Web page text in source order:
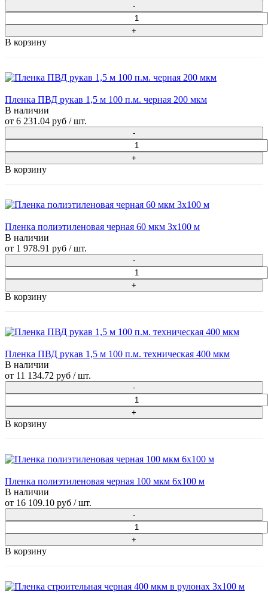
В корзину
Пленка ПВД рукав 1,5 м 100 п.м. черная 200 мкм
В наличии
от 6 231.04 руб / шт.
В корзину
Пленка полиэтиленовая черная 60 мкм 3х100 м
В наличии
от 1 978.91 руб / шт.
В корзину
Пленка ПВД рукав 1,5 м 100 п.м. техническая 400 мкм
В наличии
от 11 134.72 руб / шт.
В корзину
Пленка полиэтиленовая черная 100 мкм 6х100 м
В наличии
от 16 109.10 руб / шт.
В корзину